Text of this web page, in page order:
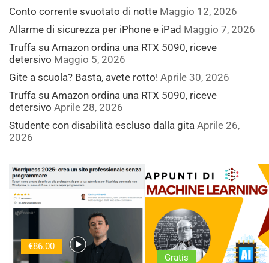
Conto corrente svuotato di notte Maggio 12, 2026
Allarme di sicurezza per iPhone e iPad Maggio 7, 2026
Truffa su Amazon ordina una RTX 5090, riceve
detersivo Maggio 5, 2026
Gite a scuola? Basta, avete rotto! Aprile 30, 2026
Truffa su Amazon ordina una RTX 5090, riceve
detersivo Aprile 28, 2026
Studente con disabilità escluso dalla gita Aprile 26,
2026
€86.00
Gratis